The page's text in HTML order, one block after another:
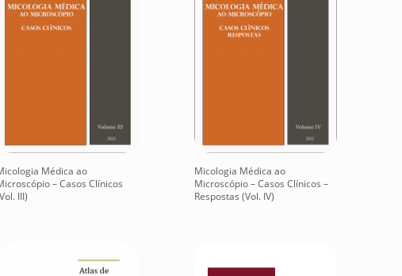
Médica ao
– Casos Clínicos
III)
Micologia Médica ao
Microscópio – Casos Clínicos –
Respostas (Vol. IV)